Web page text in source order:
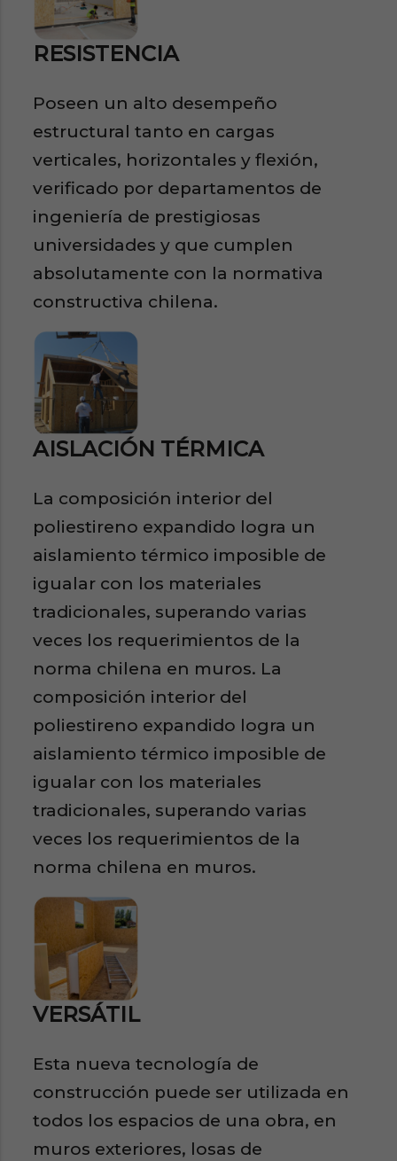
RESISTENCIA
Poseen un alto desempeño
estructural tanto en cargas
verticales, horizontales y flexión,
verificado por departamentos de
ingeniería de prestigiosas
universidades y que cumplen
absolutamente con la normativa
constructiva chilena.
AISLACIÓN TÉRMICA
La composición interior del
poliestireno expandido logra un
aislamiento térmico imposible de
igualar con los materiales
tradicionales, superando varias
veces los requerimientos de la
norma chilena en muros. La
composición interior del
poliestireno expandido logra un
aislamiento térmico imposible de
igualar con los materiales
tradicionales, superando varias
veces los requerimientos de la
norma chilena en muros.
VERSÁTIL
Esta nueva tecnología de
construcción puede ser utilizada en
todos los espacios de una obra, en
muros exteriores, losas de